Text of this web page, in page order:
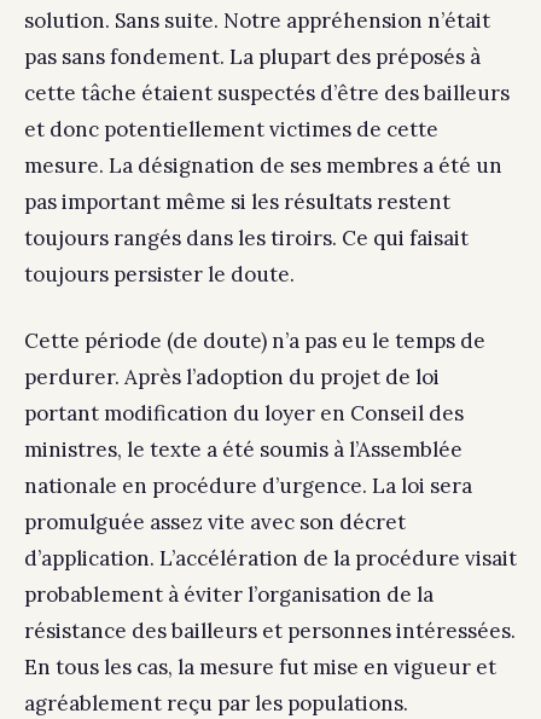
solution. Sans suite. Notre appréhension n’était
pas sans fondement. La plupart des préposés à
cette tâche étaient suspectés d’être des bailleurs
et donc potentiellement victimes de cette
mesure. La désignation de ses membres a été un
pas important même si les résultats restent
toujours rangés dans les tiroirs. Ce qui faisait
toujours persister le doute.
Cette période (de doute) n’a pas eu le temps de
perdurer. Après l’adoption du projet de loi
portant modification du loyer en Conseil des
ministres, le texte a été soumis à l’Assemblée
nationale en procédure d’urgence. La loi sera
promulguée assez vite avec son décret
d’application. L’accélération de la procédure visait
probablement à éviter l’organisation de la
résistance des bailleurs et personnes intéressées.
En tous les cas, la mesure fut mise en vigueur et
agréablement reçu par les populations.